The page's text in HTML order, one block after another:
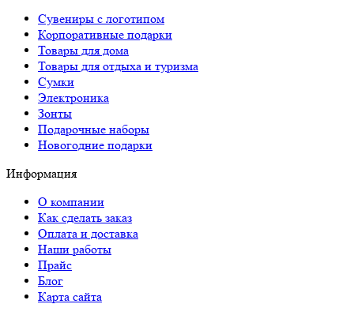
Сувениры с логотипом
Корпоративные подарки
Товары для дома
Товары для отдыха и туризма
Сумки
Электроника
Зонты
Подарочные наборы
Новогодние подарки
Информация
О компании
Как сделать заказ
Оплата и доставка
Наши работы
Прайс
Блог
Карта сайта